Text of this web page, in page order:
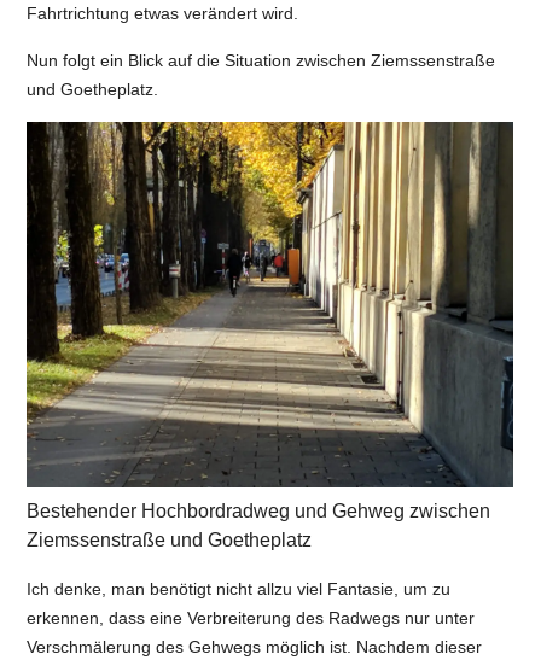
Fahrtrichtung etwas verändert wird.
Nun folgt ein Blick auf die Situation zwischen Ziemssenstraße
und Goetheplatz.
Bestehender Hochbordradweg und Gehweg zwischen
Ziemssenstraße und Goetheplatz
Ich denke, man benötigt nicht allzu viel Fantasie, um zu
erkennen, dass eine Verbreiterung des Radwegs nur unter
Verschmälerung des Gehwegs möglich ist. Nachdem dieser